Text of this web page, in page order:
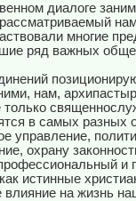
диалоге
многие
ряд важных
нам,
в самых разных
управление,
охрану
и
истинные
влияние на жизнь